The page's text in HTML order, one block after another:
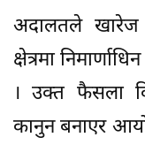
अदालतले खारेज
क्षेत्रमा
। उक्त फैसला
कानुन बनाएर